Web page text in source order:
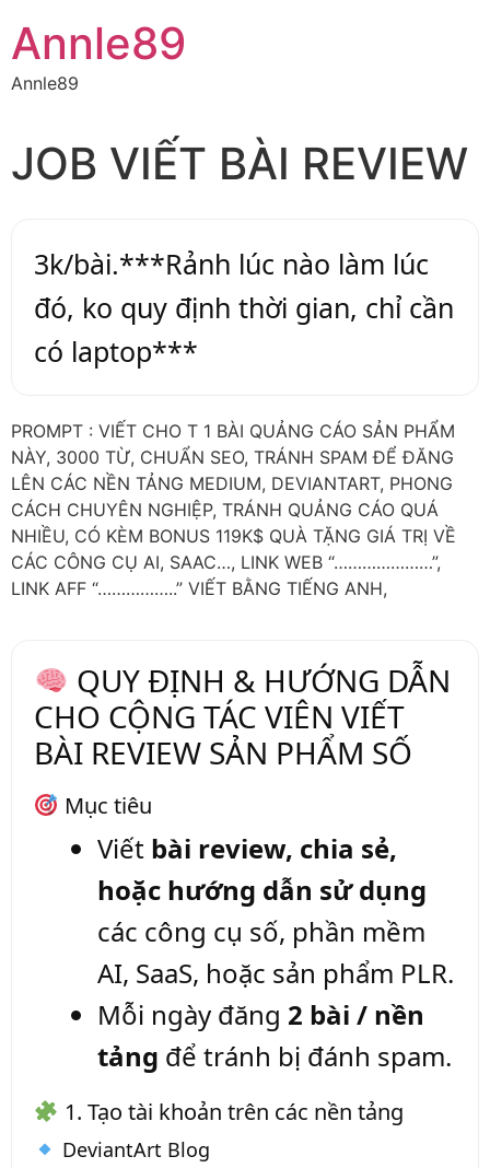
Annle89
Annle89
JOB VIẾT BÀI REVIEW
3k/bài.***Rảnh lúc nào làm lúc
đó, ko quy định thời gian, chỉ cần
có laptop***
PROMPT : VIẾT CHO T 1 BÀI QUẢNG CÁO SẢN PHẨM
NÀY, 3000 TỪ, CHUẨN SEO, TRÁNH SPAM ĐỂ ĐĂNG
LÊN CÁC NỀN TẢNG MEDIUM, DEVIANTART, PHONG
CÁCH CHUYÊN NGHIỆP, TRÁNH QUẢNG CÁO QUÁ
NHIỀU, CÓ KÈM BONUS 119K$ QUÀ TẶNG GIÁ TRỊ VỀ
CÁC CÔNG CỤ AI, SAAC…, LINK WEB “…………………”,
LINK AFF “……………..” VIẾT BẰNG TIẾNG ANH,
QUY ĐỊNH & HƯỚNG DẪN
CHO CỘNG TÁC VIÊN VIẾT
BÀI REVIEW SẢN PHẨM SỐ
Mục tiêu
Viết bài review, chia sẻ,
hoặc hướng dẫn sử dụng
các công cụ số, phần mềm
AI, SaaS, hoặc sản phẩm PLR.
Mỗi ngày đăng 2 bài / nền
tảng để tránh bị đánh spam.
1. Tạo tài khoản trên các nền tảng
DeviantArt Blog